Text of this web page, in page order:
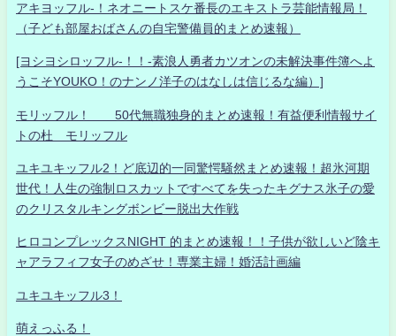
アキヨッフル-！ネオニートスケ番長のエキストラ芸能情報局！
（子ども部屋おばさんの自宅警備員的まとめ速報）
[ヨシヨシロッフル-！！-素浪人勇者カツオンの未解決事件簿へよ
うこそYOUKO！のナンノ洋子のはなしは信じるな編）]
モリッフル！ 50代無職独身的まとめ速報！有益便利情報サイ
トの杜 モリッフル
ユキユキッフル2！ど底辺的一同驚愕騒然まとめ速報！超氷河期
世代！人生の強制ロスカットですべてを失ったキグナス氷子の愛
のクリスタルキングボンビー脱出大作戦
ヒロコンプレックスNIGHT 的まとめ速報！！子供が欲しいど陰キ
ャアラフィフ女子のめざせ！専業主婦！婚活計画編
ユキユキッフル3！
萌えっふる！